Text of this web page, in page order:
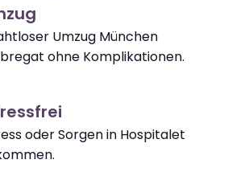
Umzug München
ohne Komplikationen.
oder Sorgen in Hospitalet